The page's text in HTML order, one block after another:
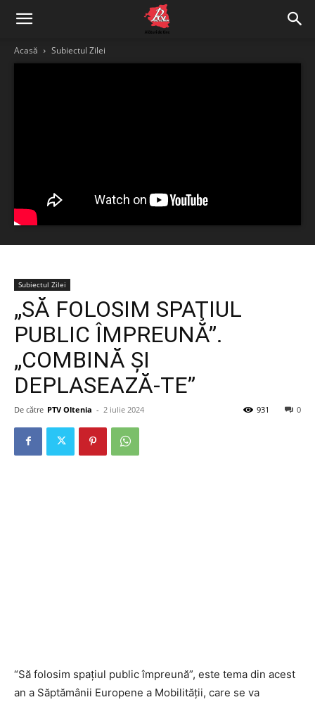
Acasă Subiectul Zilei
Subiectul Zilei
„SĂ FOLOSIM SPAŢIUL
PUBLIC ÎMPREUNĂ”.
„COMBINĂ ŞI
DEPLASEAZĂ-TE”
De către PTV Oltenia - 2 iulie 2024 0
931
“Să folosim spațiul public împreună”, este tema din acest
an a Săptămânii Europene a Mobilității, care se va